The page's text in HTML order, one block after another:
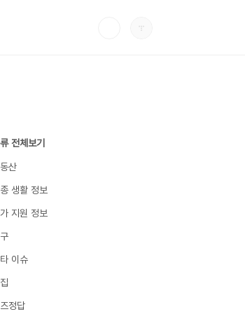
전체보기
산
생활 정보
지원 정보
이슈
정답